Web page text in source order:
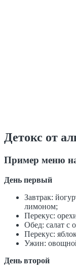
Детокс от
Пример меню
День первый
Завтрак:
лимоном;
Перекус:
Обед: салат с
Перекус:
Ужин:
День второй